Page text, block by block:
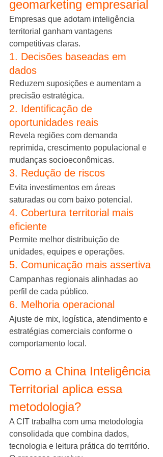
geomarketing empresarial
Empresas que adotam inteligência
territorial ganham vantagens
competitivas claras.
1. Decisões baseadas em
dados
Reduzem suposições e aumentam a
precisão estratégica.
2. Identificação de
oportunidades reais
Revela regiões com demanda
reprimida, crescimento populacional e
mudanças socioeconômicas.
3. Redução de riscos
Evita investimentos em áreas
saturadas ou com baixo potencial.
4. Cobertura territorial mais
eficiente
Permite melhor distribuição de
unidades, equipes e operações.
5. Comunicação mais assertiva
Campanhas regionais alinhadas ao
perfil de cada público.
6. Melhoria operacional
Ajuste de mix, logística, atendimento e
estratégias comerciais conforme o
comportamento local.
Como a China Inteligência
Territorial aplica essa
metodologia?
A CIT trabalha com uma metodologia
consolidada que combina dados,
tecnologia e leitura prática do território.